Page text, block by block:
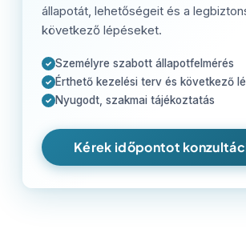
állapotát, lehetőségeit és a
következő lépéseket.
✓ Személyre szabott állapotfelmérés
✓ Érthető kezelési terv és következő
✓ Nyugodt, szakmai tájékoztatás
Kérek időpontot